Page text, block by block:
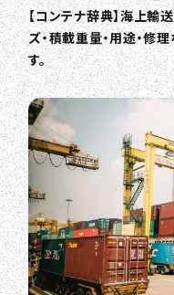
【コンテナ辞典】海上輸
ズ・積載重量・用途・修
す。